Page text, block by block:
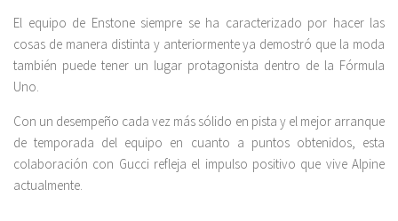
El equipo de Enstone siempre se ha caracterizado por hacer las
cosas de manera distinta y anteriormente ya demostró que la moda
también puede tener un lugar protagonista dentro de la Fórmula
Uno.
Con un desempeño cada vez más sólido en pista y el mejor arranque
de temporada del equipo en cuanto a puntos obtenidos, esta
colaboración con Gucci refleja el impulso positivo que vive Alpine
actualmente.